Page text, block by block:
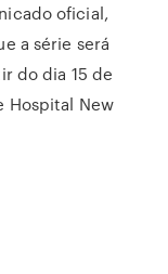
oficial,
a série será
do dia 15 de
Hospital New